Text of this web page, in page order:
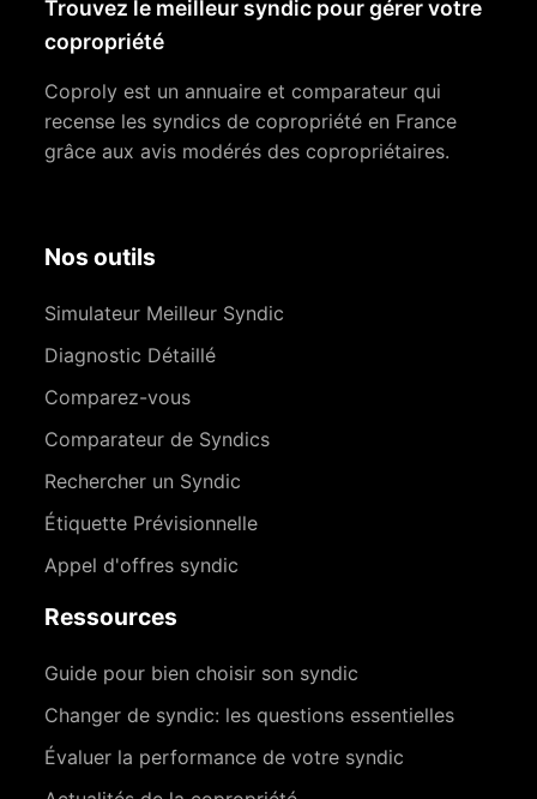
Trouvez le meilleur syndic pour gérer votre
copropriété
Coproly est un annuaire et comparateur qui
recense les syndics de copropriété en France
grâce aux avis modérés des copropriétaires.
Nos outils
Simulateur Meilleur Syndic
Diagnostic Détaillé
Comparez-vous
Comparateur de Syndics
Rechercher un Syndic
Étiquette Prévisionnelle
Appel d'offres syndic
Ressources
Guide pour bien choisir son syndic
Changer de syndic: les questions essentielles
Évaluer la performance de votre syndic